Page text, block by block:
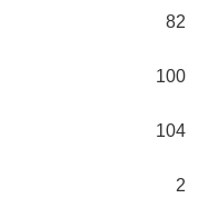
82
100
104
2